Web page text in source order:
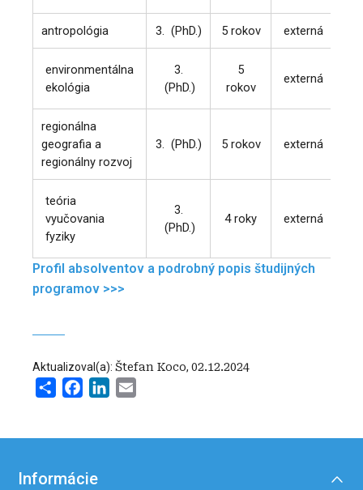
antropológia 3. (PhD.) 5 rokov externá
environmentálna
ekológia
3.
(PhD.)
5
rokov
externá
regionálna
geografia a
regionálny rozvoj
3. (PhD.) 5 rokov externá
teória
vyučovania
fyziky
3.
(PhD.)
4 roky externá
Profil absolventov a podrobný popis študijných
programov >>>
Aktualizoval(a): Štefan Koco, 02.12.2024
Share FacebookLinkedIn
Informácie